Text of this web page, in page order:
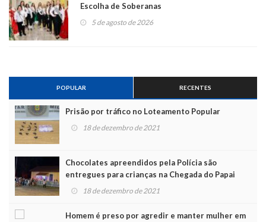
Escolha de Soberanas
5 de agosto de 2026
POPULAR RECENTES
Prisão por tráfico no Loteamento Popular
18 de dezembro de 2021
Chocolates apreendidos pela Polícia são
entregues para crianças na Chegada do Papai
Noel 18 de dezembro de 2021
Homem é preso por agredir e manter mulher em